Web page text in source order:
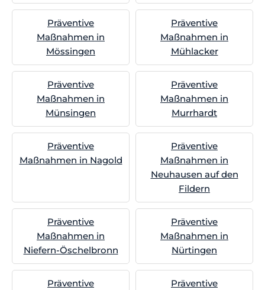
Präventive
Maßnahmen in
Mössingen
Präventive
Maßnahmen in
Mühlacker
Präventive
Maßnahmen in
Münsingen
Präventive
Maßnahmen in
Murrhardt
Präventive
Maßnahmen in Nagold
Präventive
Maßnahmen in
Neuhausen auf den
Fildern
Präventive
Maßnahmen in
Niefern-Öschelbronn
Präventive
Maßnahmen in
Nürtingen
Präventive
Präventive